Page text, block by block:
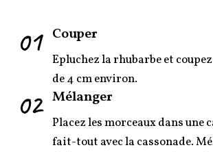
01 Couper
Epluchez la rhubarbe et
de 4 cm environ.
02 Mélanger
Placez les morceaux dans une
fait-tout avec la cassonade.